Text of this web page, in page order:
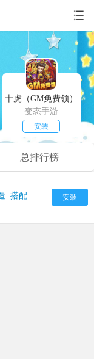
十虎（GM免费领）
变态手游
安装
总排行榜
安装
搭配 武侠 武侠题材